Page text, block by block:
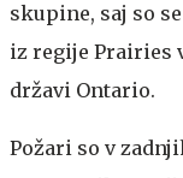
skupine, saj so
iz regije Prairies
državi Ontario.
Požari so v